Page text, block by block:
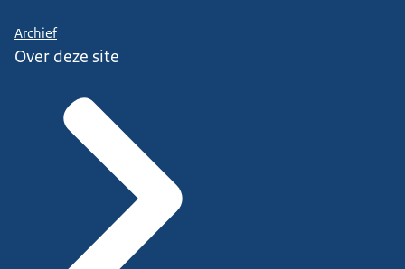
Archief
Over deze site